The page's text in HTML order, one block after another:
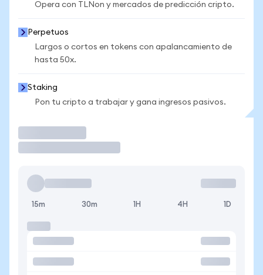
Opera con TLNon y mercados de predicción cripto.
Perpetuos
Largos o cortos en tokens con apalancamiento de
hasta 50x.
Staking
Pon tu cripto a trabajar y gana ingresos pasivos.
15m 30m 1H 4H 1D